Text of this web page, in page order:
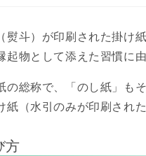
熨斗）が印刷された掛け
物として添えた習慣に
総称で、「のし紙」も
（水引のみが印刷され
方